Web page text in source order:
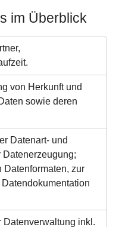
im Überblick
von Herkunft und
sowie deren
Datenart- und
Datenerzeugung;
zur
Datenverwaltung inkl.